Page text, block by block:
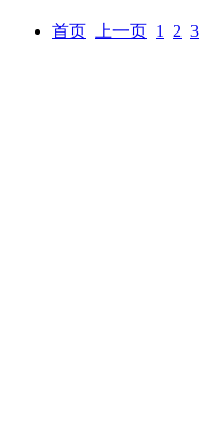
首页 上一页 1 2 3